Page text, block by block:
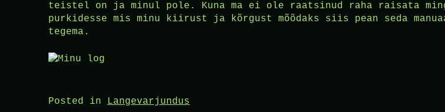
teistel on ja minul pole. Kuna ma ei ole raatsinud raha raisata
purkidesse mis minu kiirust ja kõrgust mõõdaks siis pean seda
tegema.
Posted in Langevarjundus